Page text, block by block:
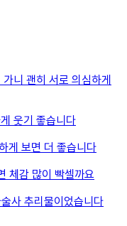
니 괜히 서로 의심하게
웃기 좋습니다
게 보면 더 좋습니다
체감 많이 빡셀까요
사 추리물이었습니다